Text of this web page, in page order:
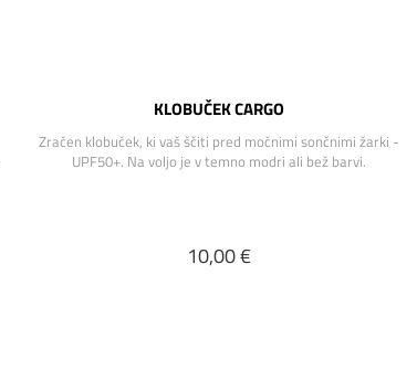
KLOBUČEK CARGO
Zračen klobuček, ki vaš ščiti pred močnimi sončnimi žarki -
UPF50+. Na voljo je v temno modri ali bež barvi.
10,00 €